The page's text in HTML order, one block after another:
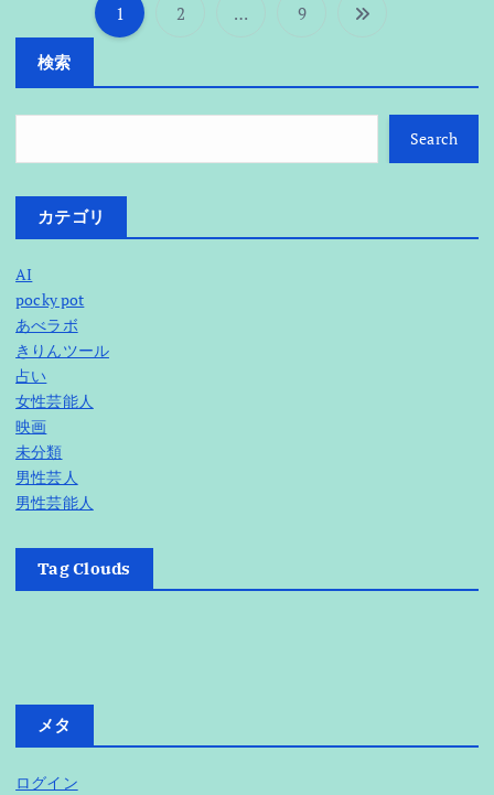
投
稿
ー
1 2 … 9
検索
Search
カテゴリ
AI
pocky pot
あべラボ
きりんツール
占い
女性芸能人
映画
未分類
男性芸人
男性芸能人
Tag Clouds
メタ
ログイン